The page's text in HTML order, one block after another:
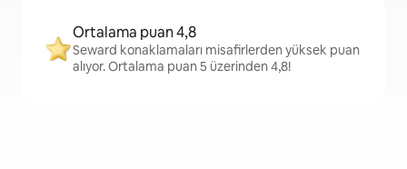
Ortalama puan 4,8
Seward konaklamaları misafirlerden yüksek puan
alıyor. Ortalama puan 5 üzerinden 4,8!